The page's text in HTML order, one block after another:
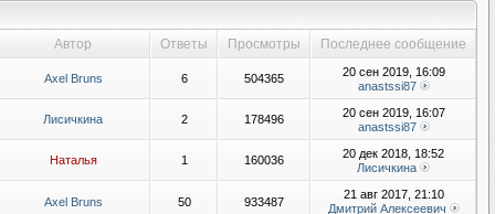
Автор Ответы Просмотры Последнее сообщение
Axel Bruns 6 504365
20 сен 2019, 16:09
anastssi87
Лисичкина 2 178496
20 сен 2019, 16:07
anastssi87
Наталья 1 160036
20 дек 2018, 18:52
Лисичкина
Axel Bruns 50 933487
21 авг 2017, 21:10
Дмитрий Алексеевич